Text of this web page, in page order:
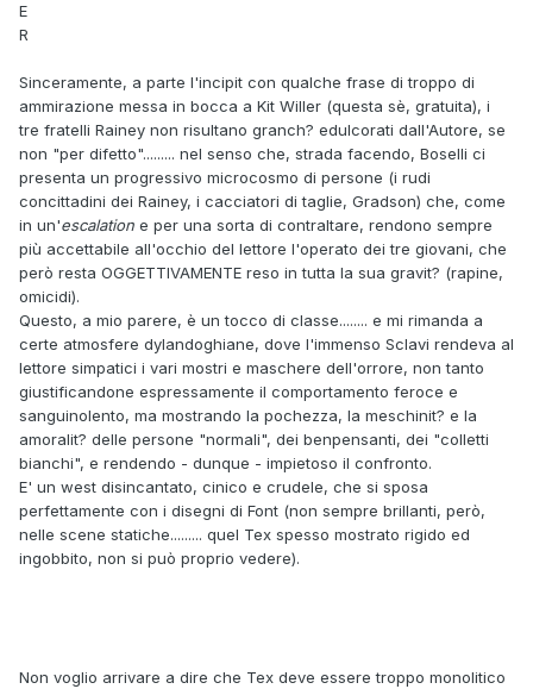
E
R
Sinceramente, a parte l'incipit con qualche frase di troppo di
ammirazione messa in bocca a Kit Willer (questa sè, gratuita), i
tre fratelli Rainey non risultano granch? edulcorati dall'Autore, se
non "per difetto"......... nel senso che, strada facendo, Boselli ci
presenta un progressivo microcosmo di persone (i rudi
concittadini dei Rainey, i cacciatori di taglie, Gradson) che, come
in un'escalation e per una sorta di contraltare, rendono sempre
più accettabile all'occhio del lettore l'operato dei tre giovani, che
però resta OGGETTIVAMENTE reso in tutta la sua gravit? (rapine,
omicidi).
Questo, a mio parere, è un tocco di classe........ e mi rimanda a
certe atmosfere dylandoghiane, dove l'immenso Sclavi rendeva al
lettore simpatici i vari mostri e maschere dell'orrore, non tanto
giustificandone espressamente il comportamento feroce e
sanguinolento, ma mostrando la pochezza, la meschinit? e la
amoralit? delle persone "normali", dei benpensanti, dei "colletti
bianchi", e rendendo - dunque - impietoso il confronto.
E' un west disincantato, cinico e crudele, che si sposa
perfettamente con i disegni di Font (non sempre brillanti, però,
nelle scene statiche......... quel Tex spesso mostrato rigido ed
ingobbito, non si può proprio vedere).
Non voglio arrivare a dire che Tex deve essere troppo monolitico